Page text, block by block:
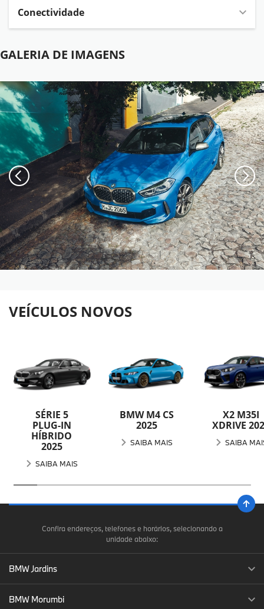
Conectividade
GALERIA DE IMAGENS
VEÍCULOS NOVOS
SÉRIE 5
PLUG-IN
HÍBRIDO
2025
SAIBA MAIS
BMW M4 CS
2025
SAIBA MAIS
X2 M35I
XDRIVE
SAIBA
Confira endereços, telefones e horários, selecionando a
unidade abaixo:
BMW Jardins
BMW Morumbi